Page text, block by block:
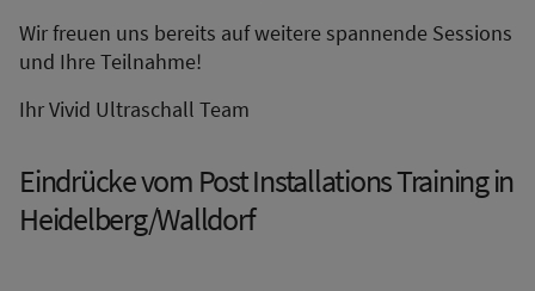
Wir freuen uns bereits auf weitere spannende Sessions
und Ihre Teilnahme!
Ihr Vivid Ultraschall Team
Eindrücke vom Post Installations Training in
Heidelberg/Walldorf